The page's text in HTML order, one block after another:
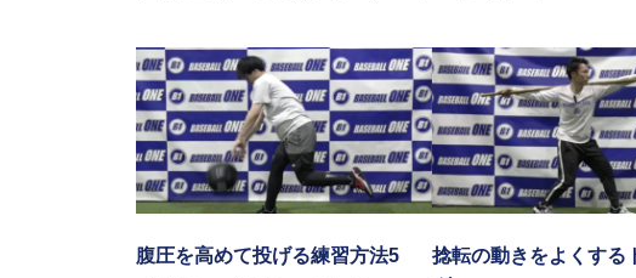
腹圧を高めて投げる練習方法5
捻転の動きをよくする